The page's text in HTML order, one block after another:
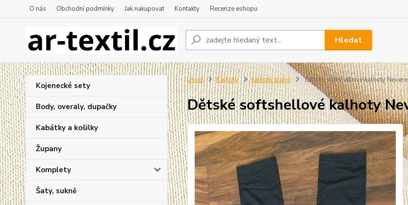
O nás Obchodní podmínky Jak nakupovat Kontakty Recenze eshopu
Hledat
Kojenecké sety
Body, overaly, dupačky
Kabátky a košilky
Župany
Komplety
Šaty, sukně
Úvod Kalhoty kalhoty slabé Dětské softshellové kalhoty
Dětské softshellové kalhoty